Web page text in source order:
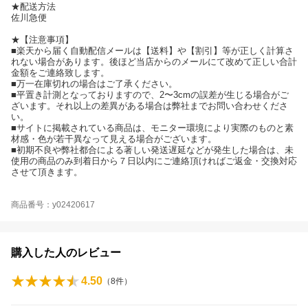
★配送方法
佐川急便
★【注意事項】
■楽天から届く自動配信メールは【送料】や【割引】等が正しく計算さ
れない場合があります。後ほど当店からのメールにて改めて正しい合計
金額をご連絡致します。
■万一在庫切れの場合はご了承ください。
■平置き計測となっておりますので、2〜3cmの誤差が生じる場合がご
ざいます。それ以上の差異がある場合は弊社までお問い合わせくださ
い。
■サイトに掲載されている商品は、モニター環境により実際のものと素
材感・色が若干異なって見える場合がございます。
■初期不良や弊社都合による著しい発送遅延などが発生した場合は、未
使用の商品のみ到着日から７日以内にご連絡頂ければご返金・交換対応
させて頂きます。
商品番号：y02420617
購入した人のレビュー
4.50 （8件）